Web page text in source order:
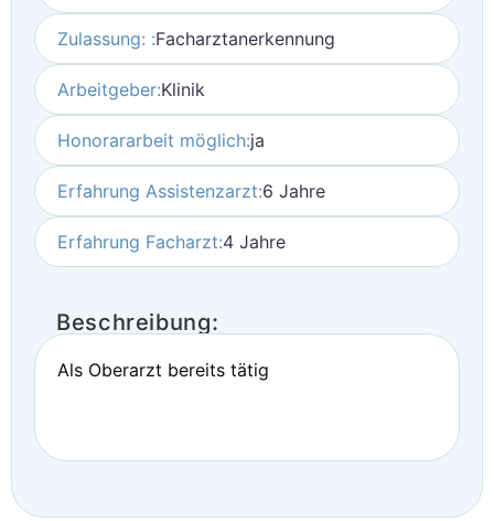
Zulassung: :Facharztanerkennung
Arbeitgeber:Klinik
Honorararbeit möglich:ja
Erfahrung Assistenzarzt:6 Jahre
Erfahrung Facharzt:4 Jahre
Beschreibung:
Als Oberarzt bereits tätig